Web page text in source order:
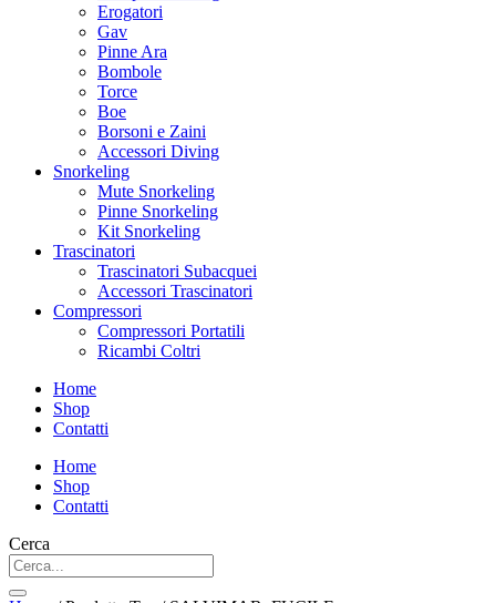
Erogatori
Gav
Pinne Ara
Bombole
Torce
Boe
Borsoni e Zaini
Accessori Diving
Snorkeling
Mute Snorkeling
Pinne Snorkeling
Kit Snorkeling
Trascinatori
Trascinatori Subacquei
Accessori Trascinatori
Compressori
Compressori Portatili
Ricambi Coltri
Home
Shop
Contatti
Home
Shop
Contatti
Cerca